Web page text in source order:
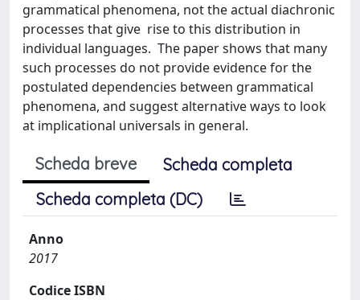
grammatical phenomena, not the actual diachronic
processes that give rise to this distribution in
individual languages. The paper shows that many
such processes do not provide evidence for the
postulated dependencies between grammatical
phenomena, and suggest alternative ways to look
at implicational universals in general.
Scheda breve
Scheda completa
Scheda completa (DC)
Anno
2017
Codice ISBN